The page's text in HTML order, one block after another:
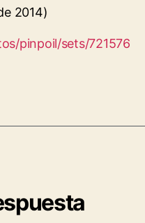
2014)
pinpoil/sets/721576